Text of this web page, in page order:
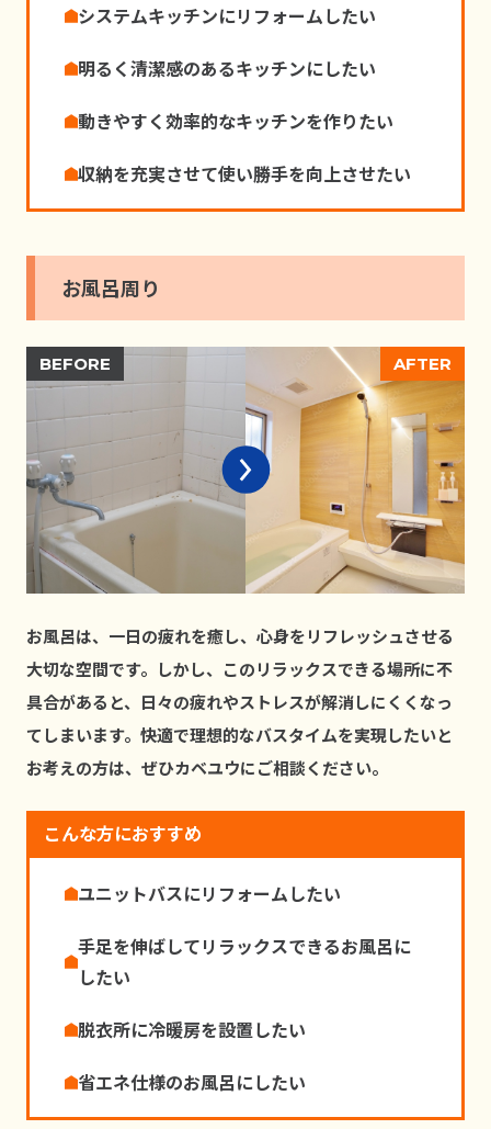
システムキッチンにリフォームしたい
明るく清潔感のあるキッチンにしたい
動きやすく効率的なキッチンを作りたい
収納を充実させて使い勝⼿を向上させたい
お風呂周り
お⾵呂は、⼀⽇の疲れを癒し、⼼⾝をリフレッシュさせる
⼤切な空間です。しかし、このリラックスできる場所に不
具合があると、⽇々の疲れやストレスが解消しにくくなっ
てしまいます。快適で理想的なバスタイムを実現したいと
お考えの⽅は、ぜひカベユウにご相談ください。
こんな方におすすめ
ユニットバスにリフォームしたい
⼿⾜を伸ばしてリラックスできるお⾵呂に
したい
脱⾐所に冷暖房を設置したい
省エネ仕様のお⾵呂にしたい